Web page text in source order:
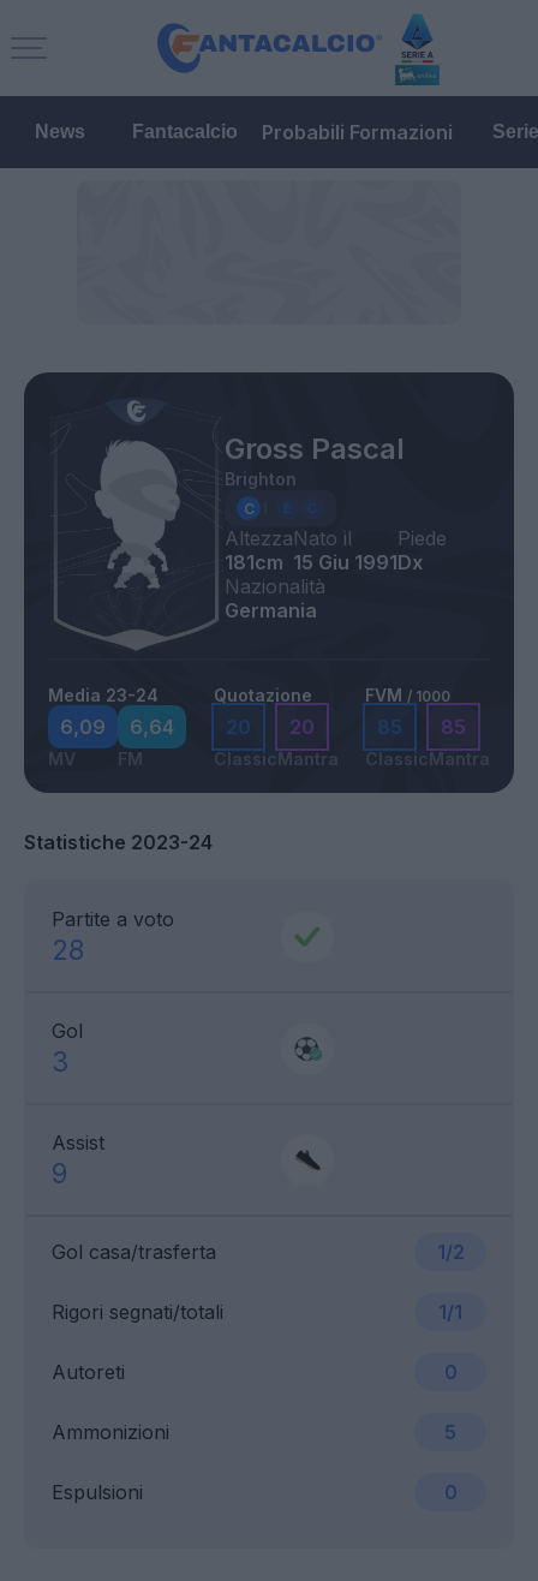
News Fantacalcio Probabili Formazioni
Gross Pascal
Brighton
Altezza
181cm
Nato il
15 Giu 1991
Piede
Dx
Nazionalità
Germania
Media 23-24
6,09
MV
6,64
FM
Quotazione
20
Classic
20
Mantra
FVM / 1000
85
Classic
85
Mantra
Statistiche 2023-24
Partite a voto
28
Gol
3
Assist
9
Gol casa/trasferta 1/2
Ammonizioni 5
Rigori segnati/totali 1/1
Espulsioni 0
Autoreti 0